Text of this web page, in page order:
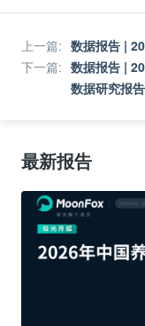
上一篇: 数据报告 |
下一篇: 数据报告 |
数据研究报告
最新报告